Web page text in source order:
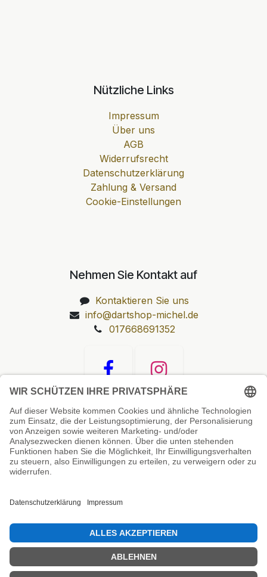
Nützliche Links
Impressum
Über uns
AGB
Widerrufsrecht
Datenschutzerklärung
Zahlung & Versand
Cookie-Einstellungen
Nehmen Sie Kontakt auf
Kontaktieren Sie uns
info@dartshop-michel.de
017668691352
Unsere Prüfsiegel